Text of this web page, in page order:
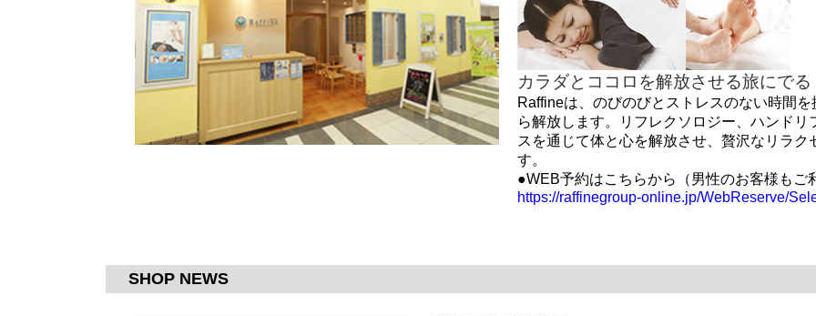
カラダとココロを解放させる旅にでる
Raffineは、のびのびとストレスのない時間
ら解放します。リフレクソロジー、ハンド
スを通じて体と心を解放させ、贅沢なリラ
す。
●WEB予約はこちらから（男性のお客様もご
https://raffinegroup-online.jp/WebReserve/
SHOP NEWS